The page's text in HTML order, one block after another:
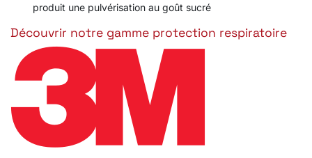
produit une pulvérisation au goût sucré
Découvrir notre gamme protection respiratoire